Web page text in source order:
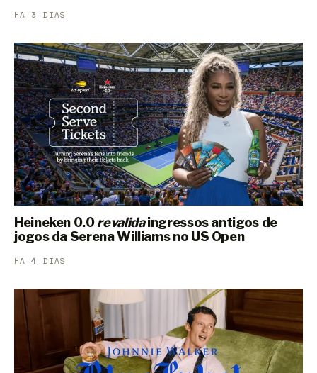
HÁ 3 DIAS
Heineken 0.0revalidaingressos antigos de
jogos da Serena Williams no US Open
HÁ 4 DIAS